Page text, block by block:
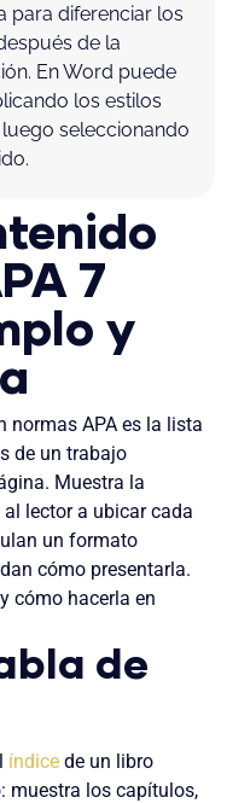
para diferenciar los
de la
En Word puede
los estilos
luego seleccionando
7
y
normas APA es la lista
de un trabajo
Muestra la
lector a ubicar cada
un formato
cómo presentarla.
cómo hacerla en
de
índice de un libro
muestra los capítulos,